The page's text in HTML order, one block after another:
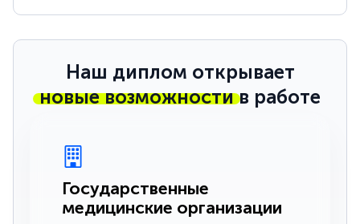
Наш диплом открывает
новые возможностив работе
Государственные
медицинские организации